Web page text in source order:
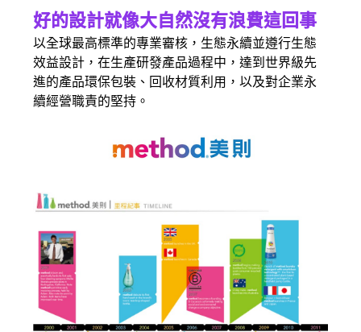
好的設計就像大自然沒有浪費這回事
以全球最高標準的專業審核，生態永續並遵行生態
效益設計，在生產研發產品過程中，達到世界級先
進的產品環保包裝、回收材質利用，以及對企業永
續經營職責的堅持。